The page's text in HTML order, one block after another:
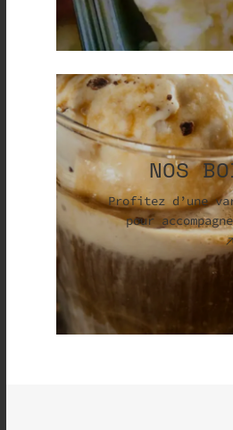
NOS
Profitez d’une
pour